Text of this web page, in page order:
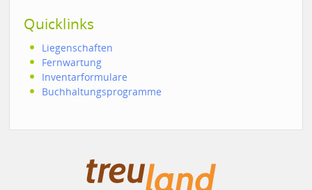
Quicklinks
Liegenschaften
Fernwartung
Inventarformulare
Buchhaltungsprogramme